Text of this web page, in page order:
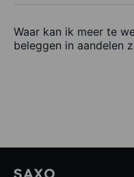
Waar kan ik meer te
beleggen in aandelen